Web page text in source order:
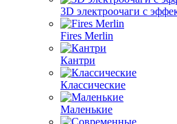
3D электроочаги с
Fires Merlin
Кантри
Классические
Маленькие